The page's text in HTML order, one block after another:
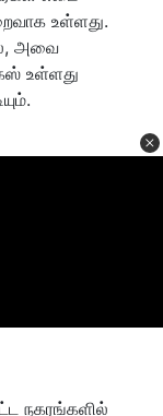
உள்ளது.
அவை
உள்ளது
நகரங்களில்